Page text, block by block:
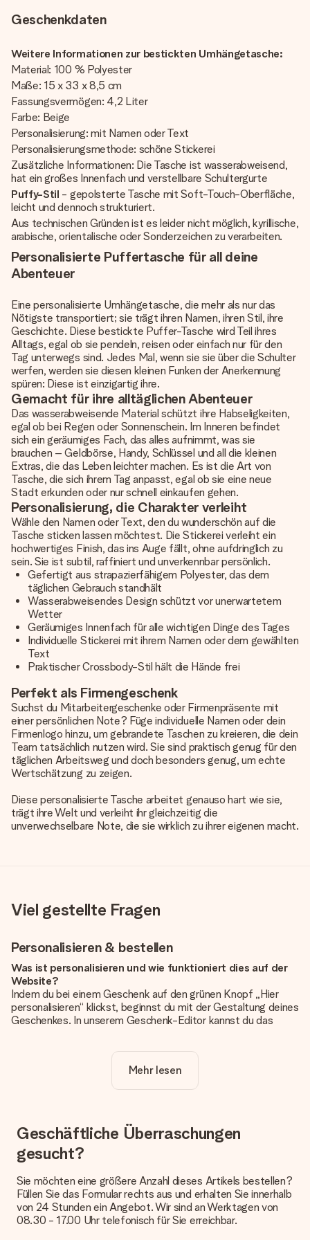
Geschenkdaten
Weitere Informationen zur bestickten Umhängetasche:
Material: 100 % Polyester
Maße: 15 x 33 x 8,5 cm
Fassungsvermögen: 4,2 Liter
Farbe: Beige
Personalisierung: mit Namen oder Text
Personalisierungsmethode: schöne Stickerei
Zusätzliche Informationen: Die Tasche ist wasserabweisend,
hat ein großes Innenfach und verstellbare Schultergurte
Puffy-Stil - gepolsterte Tasche mit Soft-Touch-Oberfläche,
leicht und dennoch strukturiert.
Aus technischen Gründen ist es leider nicht möglich, kyrillische,
arabische, orientalische oder Sonderzeichen zu verarbeiten.
Personalisierte Puffertasche für all deine
Abenteuer
Eine personalisierte Umhängetasche, die mehr als nur das
Nötigste transportiert; sie trägt ihren Namen, ihren Stil, ihre
Geschichte. Diese bestickte Puffer-Tasche wird Teil ihres
Alltags, egal ob sie pendeln, reisen oder einfach nur für den
Tag unterwegs sind. Jedes Mal, wenn sie sie über die Schulter
werfen, werden sie diesen kleinen Funken der Anerkennung
spüren: Diese ist einzigartig ihre.
Gemacht für ihre alltäglichen Abenteuer
Das wasserabweisende Material schützt ihre Habseligkeiten,
egal ob bei Regen oder Sonnenschein. Im Inneren befindet
sich ein geräumiges Fach, das alles aufnimmt, was sie
brauchen – Geldbörse, Handy, Schlüssel und all die kleinen
Extras, die das Leben leichter machen. Es ist die Art von
Tasche, die sich ihrem Tag anpasst, egal ob sie eine neue
Stadt erkunden oder nur schnell einkaufen gehen.
Personalisierung, die Charakter verleiht
Wähle den Namen oder Text, den du wunderschön auf die
Tasche sticken lassen möchtest. Die Stickerei verleiht ein
hochwertiges Finish, das ins Auge fällt, ohne aufdringlich zu
sein. Sie ist subtil, raffiniert und unverkennbar persönlich.
Gefertigt aus strapazierfähigem Polyester, das dem
täglichen Gebrauch standhält
Wasserabweisendes Design schützt vor unerwartetem
Wetter
Geräumiges Innenfach für alle wichtigen Dinge des Tages
Individuelle Stickerei mit ihrem Namen oder dem gewählten
Text
Praktischer Crossbody-Stil hält die Hände frei
Perfekt als Firmengeschenk
Suchst du Mitarbeitergeschenke oder Firmenpräsente mit
einer persönlichen Note? Füge individuelle Namen oder dein
Firmenlogo hinzu, um gebrandete Taschen zu kreieren, die dein
Team tatsächlich nutzen wird. Sie sind praktisch genug für den
täglichen Arbeitsweg und doch besonders genug, um echte
Wertschätzung zu zeigen.
Diese personalisierte Tasche arbeitet genauso hart wie sie,
trägt ihre Welt und verleiht ihr gleichzeitig die
unverwechselbare Note, die sie wirklich zu ihrer eigenen macht.
Viel gestellte Fragen
Personalisieren & bestellen
Was ist personalisieren und wie funktioniert dies auf der
Website?
Indem du bei einem Geschenk auf den grünen Knopf „Hier
personalisieren“ klickst, beginnst du mit der Gestaltung deines
Geschenkes. In unserem Geschenk-Editor kannst du das
noch eines unserer angebotenen Designs, um deinem
Geschenk die perfekte Ausstrahlung zu verleihen.
Personalisierung. So ist und bleibt es übersichtlich!
Hat mein Foto die richtige Qualität?
Wir möchten sicherstellen, dass du mit deinem Geschenk
rundum zufrieden bist. Deshalb ist es wichtig, qualitativ
hochwertige Fotos zu verwenden. Wenn du dir nicht sicher
bist, ob dein Bild die erforderliche Qualität aufweist, wende
dich bitte an unseren Kundenservice und füge dein Foto
Mehr lesen
Geschäftliche Überraschungen
gesucht?
Sie möchten eine größere Anzahl dieses Artikels bestellen?
Füllen Sie das Formular rechts aus und erhalten Sie innerhalb
von 24 Stunden ein Angebot. Wir sind an Werktagen von
08.30 - 17.00 Uhr telefonisch für Sie erreichbar.